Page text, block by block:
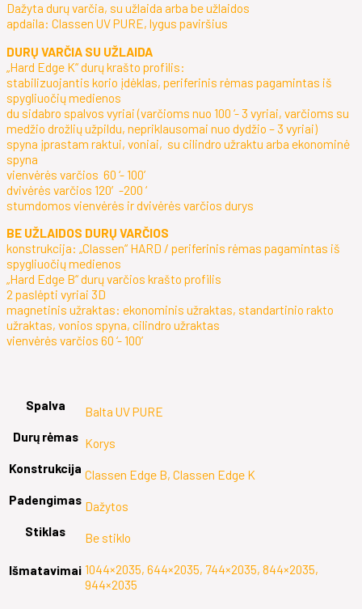
Dažyta durų varčia, su užlaida arba be užlaidos
apdaila: Classen UV PURE, lygus paviršius
DURŲ VARČIA SU UŽLAIDA
„Hard Edge K“ durų krašto profilis:
stabilizuojantis korio įdėklas, periferinis rėmas pagamintas iš
spygliuočių medienos
du sidabro spalvos vyriai (varčioms nuo 100 ‘- 3 vyriai, varčioms su
medžio drožlių užpildu, nepriklausomai nuo dydžio – 3 vyriai)
spyna įprastam raktui, voniai, su cilindro užraktu arba ekonominė
spyna
vienvėrės varčios 60 ‘- 100’
dvivėrės varčios 120′-200 ‘
stumdomos vienvėrės ir dvivėrės varčios durys
BE UŽLAIDOS DURŲ VARČIOS
konstrukcija: „Classen“ HARD / periferinis rėmas pagamintas iš
spygliuočių medienos
„Hard Edge B“ durų varčios krašto profilis
2 paslėpti vyriai 3D
magnetinis užraktas: ekonominis užraktas, standartinio rakto
užraktas, vonios spyna, cilindro užraktas
vienvėrės varčios 60 ‘- 100’
Spalva
Balta UV PURE
Durų rėmas Korys
Konstrukcija Classen Edge B, Classen Edge K
Padengimas Dažytos
Stiklas
Be stiklo
Išmatavimai 1044×2035, 644×2035, 744×2035, 844×2035,
944×2035